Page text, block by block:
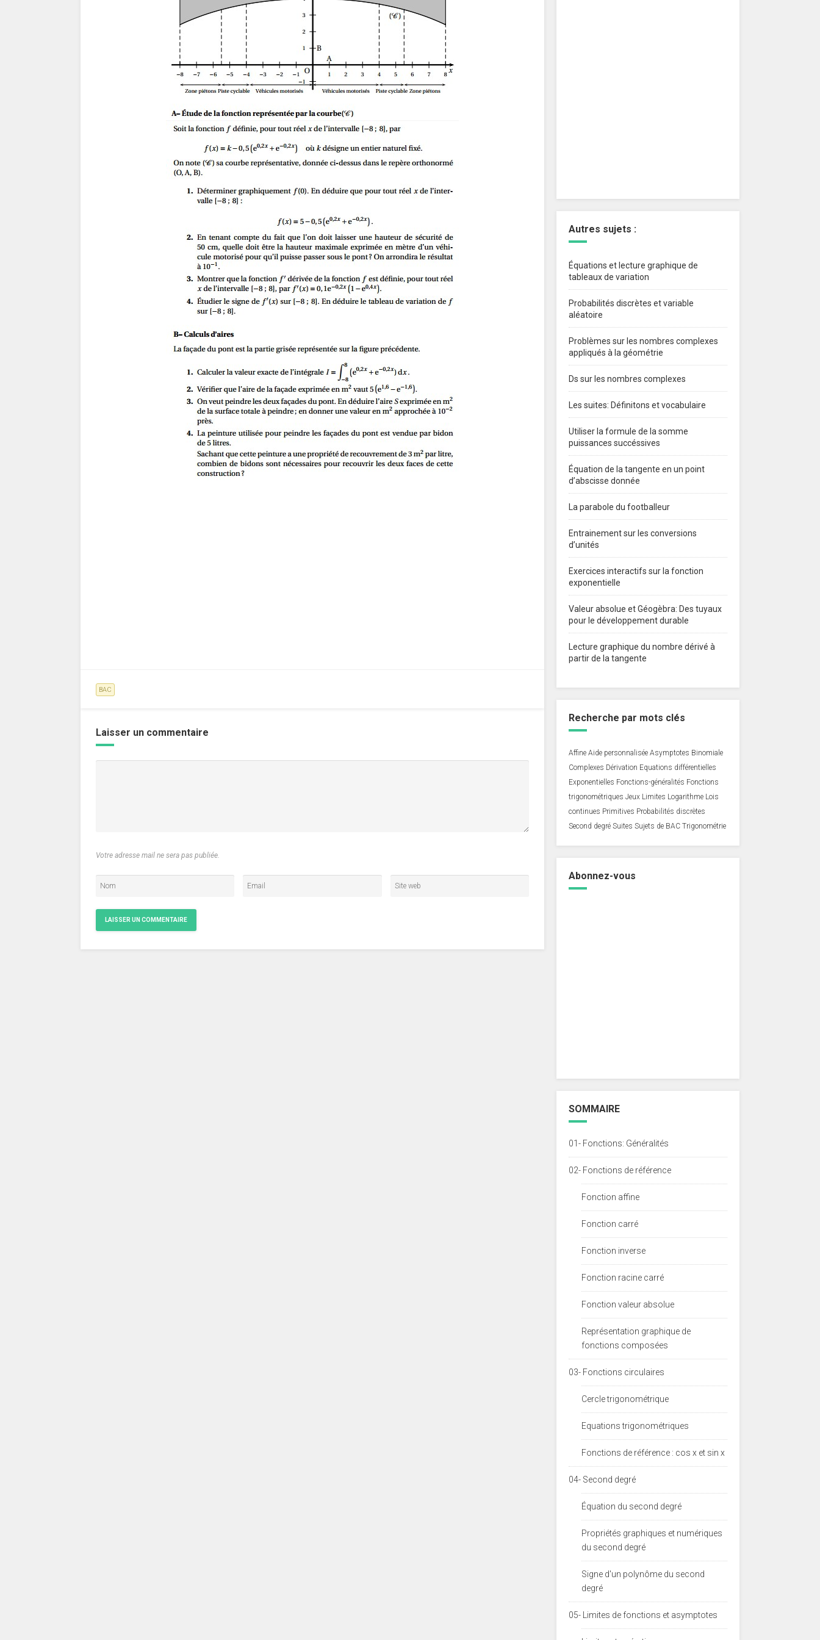
BAC
Laisser un commentaire
Votre adresse mail ne sera pas publiée.
Autres sujets :
Équations et lecture graphique de
tableaux de variation
Probabilités discrètes et variable
aléatoire
Problèmes sur les nombres complexes
appliqués à la géométrie
Ds sur les nombres complexes
Les suites: Définitons et vocabulaire
Utiliser la formule de la somme
puissances succéssives
Équation de la tangente en un point
d’abscisse donnée
La parabole du footballeur
Entrainement sur les conversions
d’unités
Exercices interactifs sur la fonction
exponentielle
Valeur absolue et Géogèbra: Des tuyaux
pour le développement durable
Lecture graphique du nombre dérivé à
partir de la tangente
Recherche par mots clés
Affine Aide personnalisée Asymptotes Binomiale
Complexes Dérivation Equations différentielles
Exponentielles Fonctions-généralités Fonctions
trigonométriques Jeux Limites Logarithme Lois
continues Primitives Probabilités discrètes
Second degré Suites Sujets de BAC Trigonométrie
Abonnez-vous
SOMMAIRE
01- Fonctions: Généralités
02- Fonctions de référence
Fonction affine
Fonction carré
Fonction inverse
Fonction racine carré
Fonction valeur absolue
Représentation graphique de
fonctions composées
03- Fonctions circulaires
Cercle trigonométrique
Equations trigonométriques
Fonctions de référence : cos x et sin x
04- Second degré
Équation du second degré
Propriétés graphiques et numériques
du second degré
Signe d'un polynôme du second
degré
05- Limites de fonctions et asymptotes